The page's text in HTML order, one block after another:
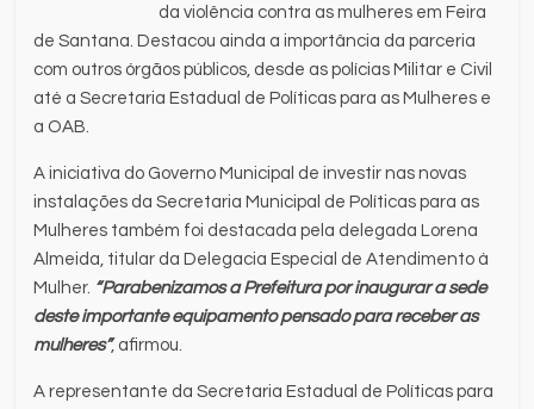
da violência contra as mulheres em Feira
de Santana. Destacou ainda a importância da parceria
com outros órgãos públicos, desde as polícias Militar e Civil
até a Secretaria Estadual de Políticas para as Mulheres e
a OAB.
A iniciativa do Governo Municipal de investir nas novas
instalações da Secretaria Municipal de Políticas para as
Mulheres também foi destacada pela delegada Lorena
Almeida, titular da Delegacia Especial de Atendimento à
Mulher. “Parabenizamos a Prefeitura por inaugurar a sede
deste importante equipamento pensado para receber as
mulheres”, afirmou.
A representante da Secretaria Estadual de Políticas para